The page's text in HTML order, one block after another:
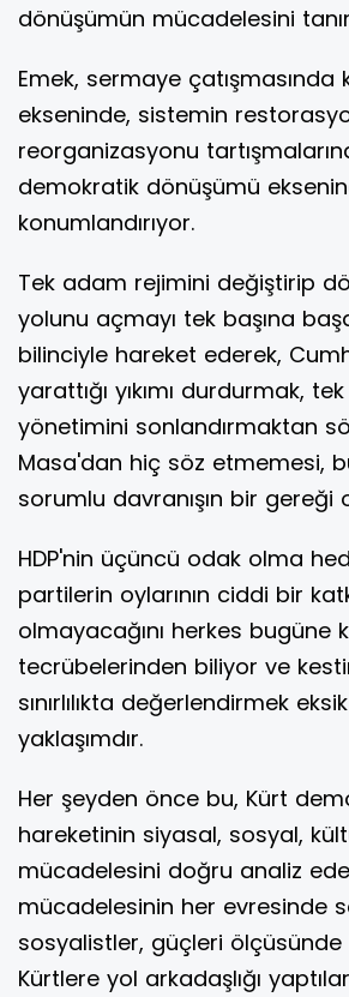
dönüşümün mücadelesini
Emek, sermaye çatışmasında
ekseninde, sistemin
reorganizasyonu
demokratik dönüşümü
konumlandırıyor.
Tek adam rejimini değiştirip
yolunu açmayı tek başına
bilinciyle hareket ederek,
yarattığı yıkımı durdurmak,
yönetimini sonlandırmaktan
Masa'dan hiç söz etmemesi,
sorumlu davranışın bir gereği
HDP'nin üçüncü odak olma
partilerin oylarının ciddi bir
olmayacağını herkes bugüne
tecrübelerinden biliyor ve
sınırlılıkta değerlendirmek
yaklaşımdır.
Her şeyden önce bu, Kürt
hareketinin siyasal, sosyal,
mücadelesini doğru analiz
mücadelesinin her evresinde
sosyalistler, güçleri
Kürtlere yol arkadaşlığı